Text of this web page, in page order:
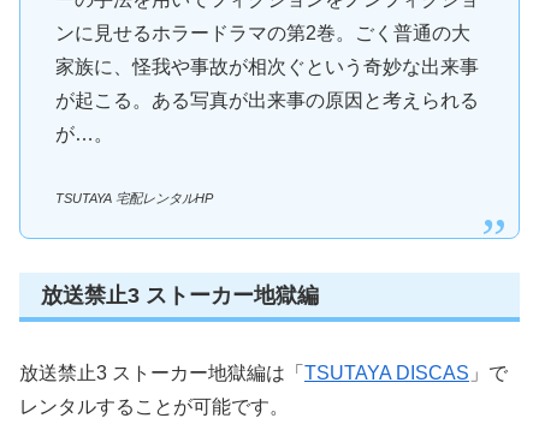
ンに見せるホラードラマの第2巻。ごく普通の大
家族に、怪我や事故が相次ぐという奇妙な出来事
が起こる。ある写真が出来事の原因と考えられる
が…。
TSUTAYA 宅配レンタルHP
放送禁止3 ストーカー地獄編
放送禁止3 ストーカー地獄編は「 TSUTAYA DISCAS 」で
レンタルすることが可能です。